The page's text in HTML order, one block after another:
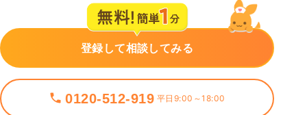
登録して相談してみる
0120-512-919 平日9:00～18:00